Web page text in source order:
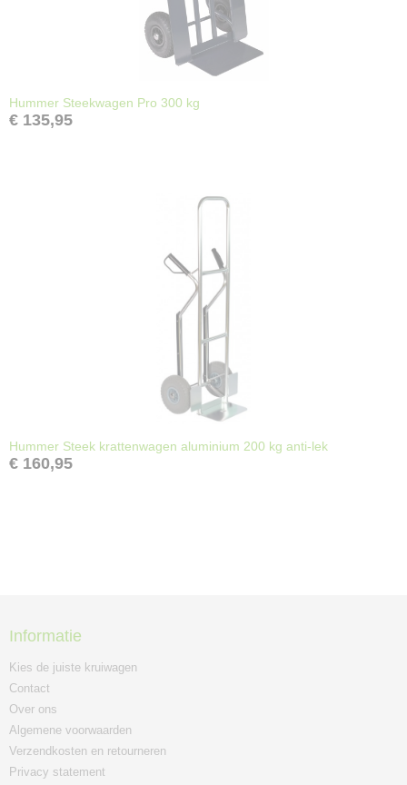
Hummer Steekwagen Pro 300 kg
€ 135,95
Hummer Steek krattenwagen aluminium 200 kg anti-lek
€ 160,95
Informatie
Kies de juiste kruiwagen
Contact
Over ons
Algemene voorwaarden
Verzendkosten en retourneren
Privacy statement